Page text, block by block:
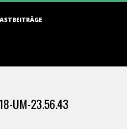
UM-23.56.43